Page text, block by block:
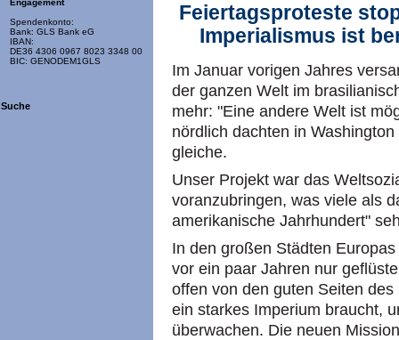
Engagement
Spendenkonto:
Bank: GLS Bank eG
IBAN:
DE36 4306 0967 8023 3348 00
BIC: GENODEM1GLS
Suche
Feiertagsproteste
Imperialismus ist
Im Januar vorigen Jahres
der ganzen Welt im
mehr: "Eine andere Welt ist
nördlich dachten in
gleiche.
Unser Projekt war das
voranzubringen, was viele als
amerikanische Jahrhundert"
In den großen Städten
vor ein paar Jahren nur
offen von den guten Seiten
ein starkes Imperium braucht,
überwachen. Die neuen